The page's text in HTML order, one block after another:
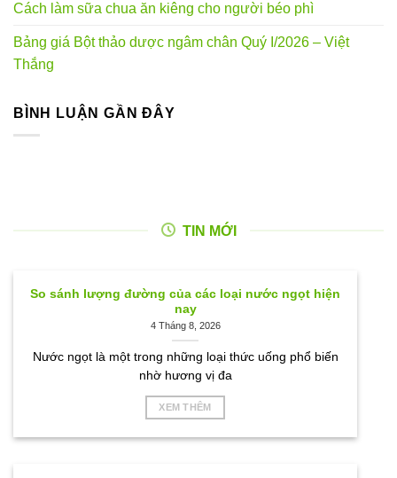
Cách làm sữa chua ăn kiêng cho người béo phì
Bảng giá Bột thảo dược ngâm chân Quý I/2026 – Việt
Thắng
BÌNH LUẬN GẦN ĐÂY
TIN MỚI
So sánh lượng đường của các loại nước ngọt hiện
nay
4 Tháng 8, 2026
Nước ngọt là một trong những loại thức uống phổ biến
nhờ hương vị đa
XEM THÊM